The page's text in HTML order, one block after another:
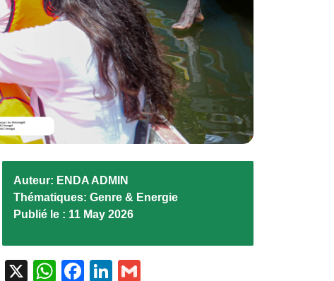
Auteur: ENDA ADMIN
Thématiques: Genre & Energie
Publié le : 11 May 2026
X WhatsAppFacebook
LinkedIn